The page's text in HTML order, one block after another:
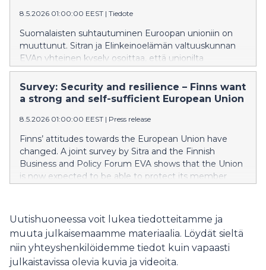
8.5.2026 01:00:00 EEST | Tiedote
Suomalaisten suhtautuminen Euroopan unioniin on
muuttunut. Sitran ja Elinkeinoelämän valtuuskunnan
EVAn yhteinen kysely osoittaa, että unionilta
odotetaan kykyä suojata jäsenmaitaan, vähentää
haitallisia riippuvuuksia ja toimia maailmanpolitiikan
myllerryksessä.
Survey: Security and resilience – Finns want
a strong and self-sufficient European Union
8.5.2026 01:00:00 EEST | Press release
Finns’ attitudes towards the European Union have
changed. A joint survey by Sitra and the Finnish
Business and Policy Forum EVA shows that the Union
is now expected to be able to protect its member
Uutishuoneessa voit lukea tiedotteitamme ja
muuta julkaisemaamme materiaalia. Löydät sieltä
niin yhteyshenkilöidemme tiedot kuin vapaasti
julkaistavissa olevia kuvia ja videoita.